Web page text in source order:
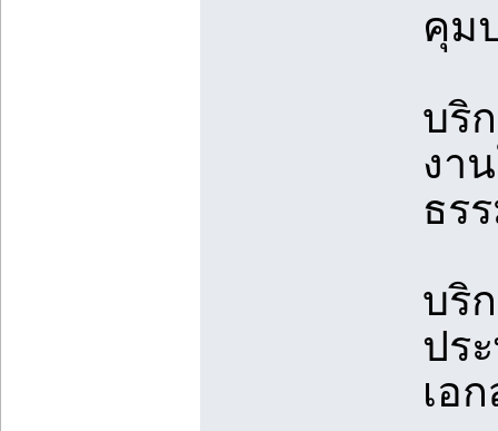
คุม
บริ
งา
ธร
บริ
ปร
เอ